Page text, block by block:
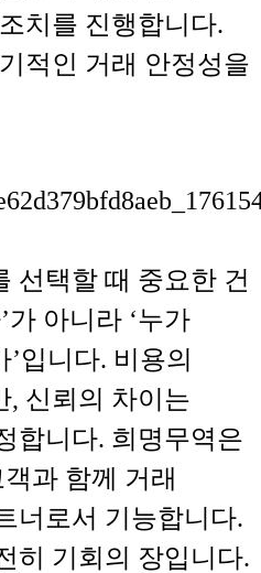
치를 진행합니다.
적인 거래 안정성을
선택할 때 중요한 건
가 아니라 ‘누가
입니다. 비용의
, 신뢰의 차이는
합니다. 희명무역은
과 함께 거래
너로서 기능합니다.
히 기회의 장입니다.